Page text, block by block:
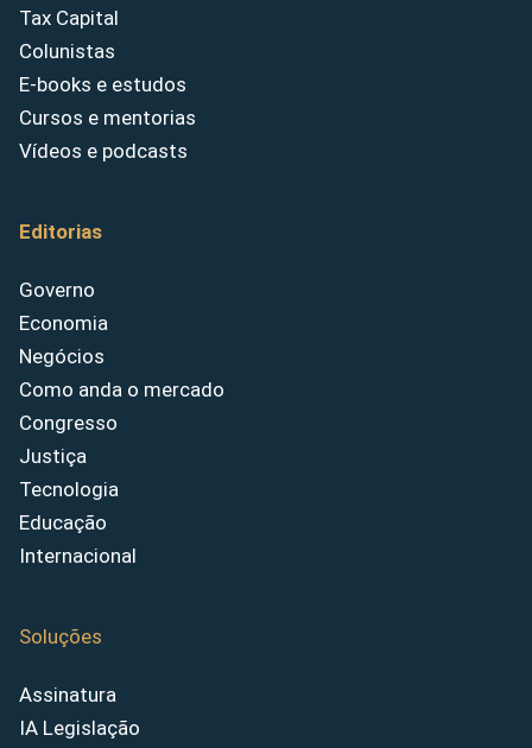
Tax Capital
Colunistas
E-books e estudos
Cursos e mentorias
Vídeos e podcasts
Editorias
Governo
Economia
Negócios
Como anda o mercado
Congresso
Justiça
Tecnologia
Educação
Internacional
Soluções
Assinatura
IA Legislação